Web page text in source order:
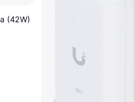
(42W)